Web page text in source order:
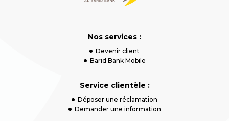
Nos services :
Devenir client
Barid Bank Mobile
Service clientèle :
Déposer une réclamation
Demander une information